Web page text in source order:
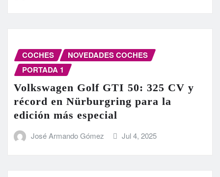
COCHES
NOVEDADES COCHES
PORTADA 1
Volkswagen Golf GTI 50: 325 CV y
récord en Nürburgring para la
edición más especial
José Armando Gómez Jul 4, 2025